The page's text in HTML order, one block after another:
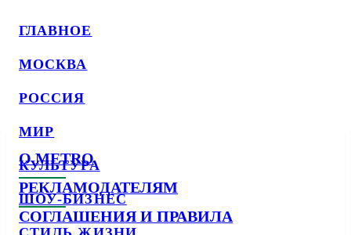
ГЛАВНОЕ
МОСКВА
РОССИЯ
МИР
КУЛЬТУРА
ШОУ-БИЗНЕС
О METRO
РЕКЛАМОДАТЕЛЯМ
СОГЛАШЕНИЯ И ПРАВИЛА